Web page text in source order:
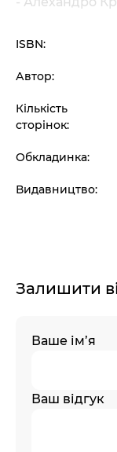
ISBN:
Автор:
Кількість
сторінок:
Обкладинка:
Видавництво:
Залишити
Ваше ім’я
Ваш відгук